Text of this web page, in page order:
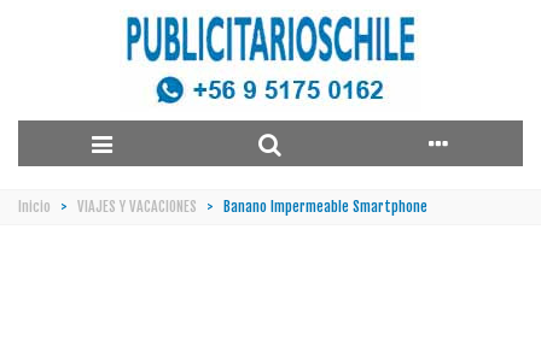
Inicio > VIAJES Y VACACIONES > Banano Impermeable Smartphone